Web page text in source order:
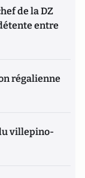
de la DZ
entre
régalienne
villepino-